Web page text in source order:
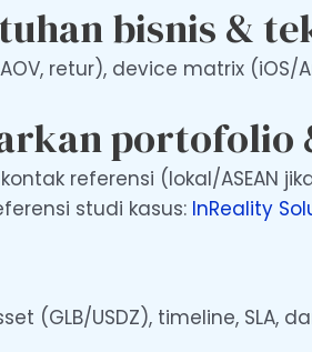
bisnis &
retur), device matrix
portofolio
referensi (lokal/ASEAN
studi kasus: InReality
(GLB/USDZ), timeline,